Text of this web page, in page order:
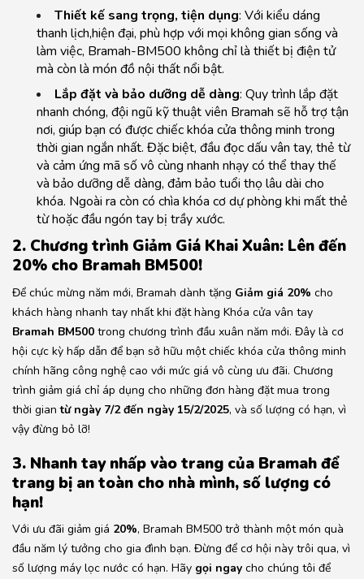
Thiết kế sang trọng, tiện dụng: Với kiểu dáng
thanh lịch,hiện đại, phù hợp với mọi không gian sống và
làm việc, Bramah-BM500 không chỉ là thiết bị điện tử
mà còn là món đồ nội thất nổi bật.
Lắp đặt và bảo dưỡng dễ dàng: Quy trình lắp đặt
nhanh chóng, đội ngũ kỹ thuật viên Bramah sẽ hỗ trợ tận
nơi, giúp bạn có được chiếc khóa cửa thông minh trong
thời gian ngắn nhất. Đặc biệt, đầu đọc dấu vân tay, thẻ từ
và cảm ứng mã số vô cùng nhanh nhạy có thể thay thế
và bảo dưỡng dễ dàng, đảm bảo tuổi thọ lâu dài cho
khóa. Ngoài ra còn có chìa khóa cơ dự phòng khi mất thẻ
từ hoặc đầu ngón tay bị trầy xước.
2. Chương trình Giảm Giá Khai Xuân: Lên đến
20% cho Bramah BM500!
Để chúc mừng năm mới, Bramah dành tặng Giảm giá 20% cho
khách hàng nhanh tay nhất khi đặt hàng Khóa cửa vân tay
Bramah BM500 trong chương trình đầu xuân năm mới. Đây là cơ
hội cực kỳ hấp dẫn để bạn sở hữu một chiếc khóa cửa thông minh
chính hãng công nghệ cao với mức giá vô cùng ưu đãi. Chương
trình giảm giá chỉ áp dụng cho những đơn hàng đặt mua trong
thời giantừ ngày 7/2 đến ngày 15/2/2025, và số lượng có hạn, vì
vậy đừng bỏ lỡ!
3. Nhanh tay nhấp vào trang của Bramahđể
trang bị an toàn cho nhà mình, số lượng có
hạn!
Với ưu đãi giảm giá 20%, Bramah BM500 trở thành một món quà
đầu năm lý tưởng cho gia đình bạn. Đừng để cơ hội này trôi qua, vì
số lượng máy lọc nước có hạn. Hãy gọi ngay cho chúng tôi để